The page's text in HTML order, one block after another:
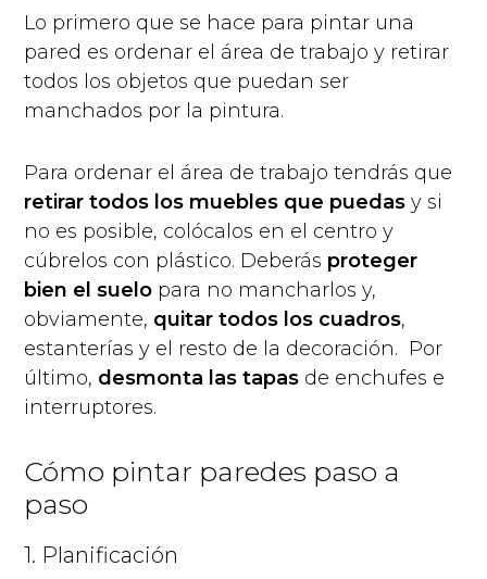
Lo primero que se hace para pintar una
pared es ordenar el área de trabajo y retirar
todos los objetos que puedan ser
manchados por la pintura.
Para ordenar el área de trabajo tendrás que
retirar todos los muebles que puedas y si
no es posible, colócalos en el centro y
cúbrelos con plástico. Deberás proteger
bien el suelo para no mancharlos y,
obviamente, quitar todos los cuadros,
estanterías y el resto de la decoración. Por
último, desmonta las tapas de enchufes e
interruptores.
Cómo pintar paredes paso a
paso
1. Planificación